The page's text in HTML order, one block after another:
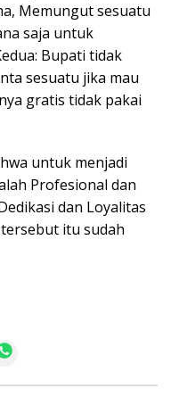
Memungut sesuatu
saja untuk
Bupati tidak
sesuatu jika mau
gratis tidak pakai
untuk menjadi
Profesional dan
dan Loyalitas
itu sudah